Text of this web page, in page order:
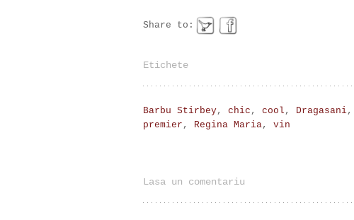
Share to:
Etichete
Barbu Stirbey, chic , cool , Dragasani,
premier , Regina Maria, vin
Lasa un comentariu